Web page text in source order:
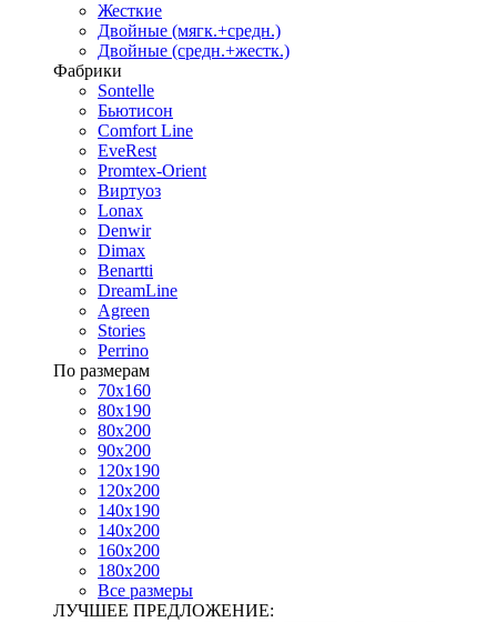
Жесткие
Двойные (мягк.+средн.)
Двойные (средн.+жестк.)
Фабрики
Sontelle
Бьютисон
Comfort Line
EveRest
Promtex-Orient
Виртуоз
Lonax
Denwir
Dimax
Benartti
DreamLine
Agreen
Stories
Perrino
По размерам
70х160
80х190
80х200
90х200
120х190
120х200
140х190
140х200
160х200
180х200
Все размеры
ЛУЧШЕЕ ПРЕДЛОЖЕНИЕ: